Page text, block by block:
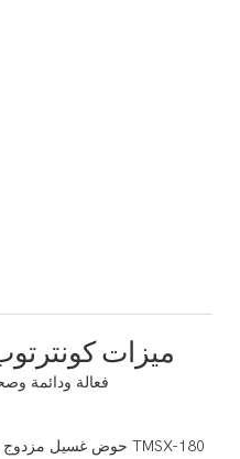
ميزات
فعالة ودائمة